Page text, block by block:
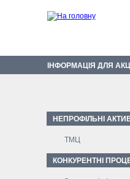
ІНФОРМАЦІЯ ДЛЯ
НЕПРОФІЛЬНІ
ТМЦ
КОНКУРЕНТНІ